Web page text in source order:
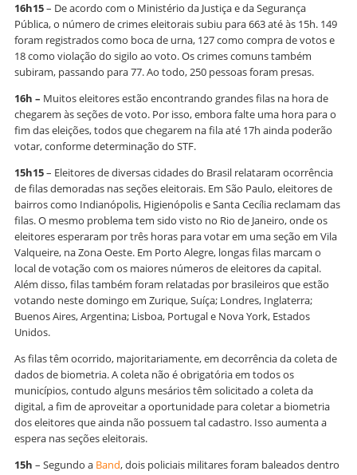
16h15– De acordo com o Ministério da Justiça e da Segurança
Pública, o número de crimes eleitorais subiu para 663 até às 15h. 149
foram registrados como boca de urna, 127 como compra de votos e
18 como violação do sigilo ao voto. Os crimes comuns também
subiram, passando para 77. Ao todo, 250 pessoas foram presas.
16h – Muitos eleitores estão encontrando grandes filas na hora de
chegarem às seções de voto. Por isso, embora falte uma hora para o
fim das eleições, todos que chegarem na fila até 17h ainda poderão
votar, conforme determinação do STF.
15h15– Eleitores de diversas cidades do Brasil relataram ocorrência
de filas demoradas nas seções eleitorais. Em São Paulo, eleitores de
bairros como Indianópolis, Higienópolis e Santa Cecília reclamam das
filas. O mesmo problema tem sido visto no Rio de Janeiro, onde os
eleitores esperaram por três horas para votar em uma seção em Vila
Valqueire, na Zona Oeste. Em Porto Alegre, longas filas marcam o
local de votação com os maiores números de eleitores da capital.
Além disso, filas também foram relatadas por brasileiros que estão
votando neste domingo em Zurique, Suíça; Londres, Inglaterra;
Buenos Aires, Argentina; Lisboa, Portugal e Nova York, Estados
Unidos.
As filas têm ocorrido, majoritariamente, em decorrência da coleta de
dados de biometria. A coleta não é obrigatória em todos os
municípios, contudo alguns mesários têm solicitado a coleta da
digital, a fim de aproveitar a oportunidade para coletar a biometria
dos eleitores que ainda não possuem tal cadastro. Isso aumenta a
espera nas seções eleitorais.
15h – Segundo a Band, dois policiais militares foram baleados dentro